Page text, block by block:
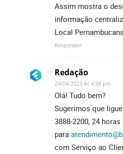
Assim mostra o
informação
Local
Responder
Redação
24/04/2023 At 4:58 pm
Olá! Tudo bem?
Sugerimos que
3888-2200, 24
para
com Serviço ao